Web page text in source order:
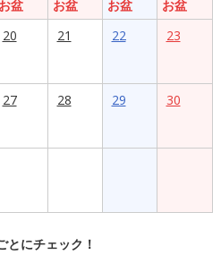
お盆 お盆 お盆
お盆
20 21 22 23
27 28 29 30
とにチェック！